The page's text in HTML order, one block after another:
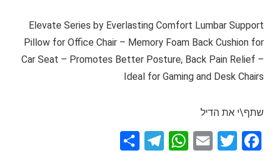
Elevate Series by Everlasting Comfort Lumbar Support
Pillow for Office Chair – Memory Foam Back Cushion for
Car Seat – Promotes Better Posture, Back Pain Relief –
Ideal for Gaming and Desk Chairs
שתף\י את הדיל
F
T
E
W
T